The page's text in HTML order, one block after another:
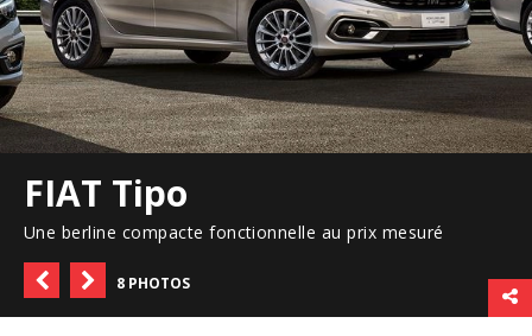
FIAT Tipo
Une berline compacte fonctionnelle au prix mesuré
8 PHOTOS